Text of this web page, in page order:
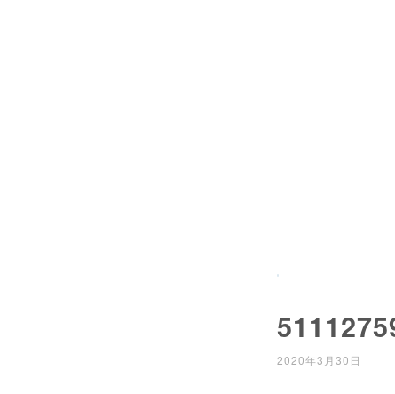
2020年3月30日